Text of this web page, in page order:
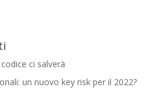
ci salverà
un nuovo key risk per il 2022?